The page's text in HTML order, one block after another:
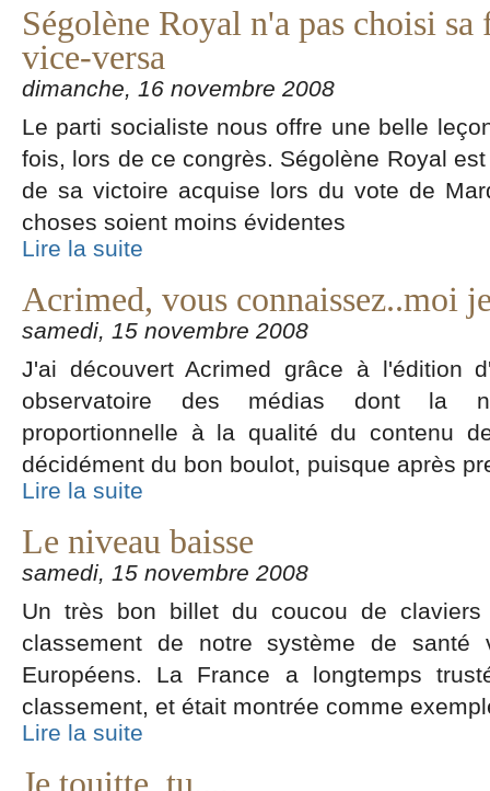
Ségolène Royal n'a pas choisi
vice-versa
dimanche, 16 novembre 2008
Le parti socialiste nous offre une belle
fois, lors de ce congrès. Ségolène Royal
de sa victoire acquise lors du vote de
choses soient moins évidentes
Lire la suite
Acrimed, vous connaissez..moi
samedi, 15 novembre 2008
J'ai découvert Acrimed grâce à l'édition
observatoire des médias dont la
proportionnelle à la qualité du contenu
décidément du bon boulot, puisque après
Lire la suite
Le niveau baisse
samedi, 15 novembre 2008
Un très bon billet du coucou de
classement de notre système de
Européens. La France a longtemps
classement, et était montrée comme
Lire la suite